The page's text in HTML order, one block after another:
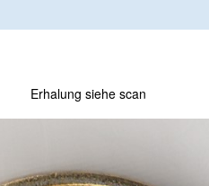
Erhalung siehe scan